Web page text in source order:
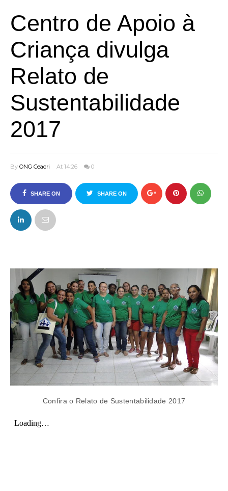
Centro de Apoio à
Criança divulga
Relato de
Sustentabilidade
2017
By ONG Ceacri At 14:26 0
SHARE ON
FACEBOOK
SHARE ON
Confira o Relato de Sustentabilidade 2017